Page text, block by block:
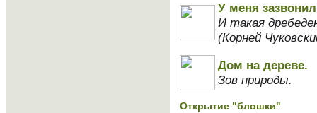
У меня
И такая
(Корней
Дом на дереве.
Зов природы.
Открытие "блошки"